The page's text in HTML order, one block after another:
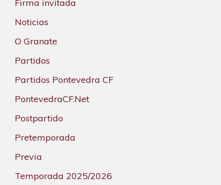
Firma invitada
Noticias
O Granate
Partidos
Partidos Pontevedra CF
PontevedraCF.Net
Postpartido
Pretemporada
Previa
Temporada 2025/2026